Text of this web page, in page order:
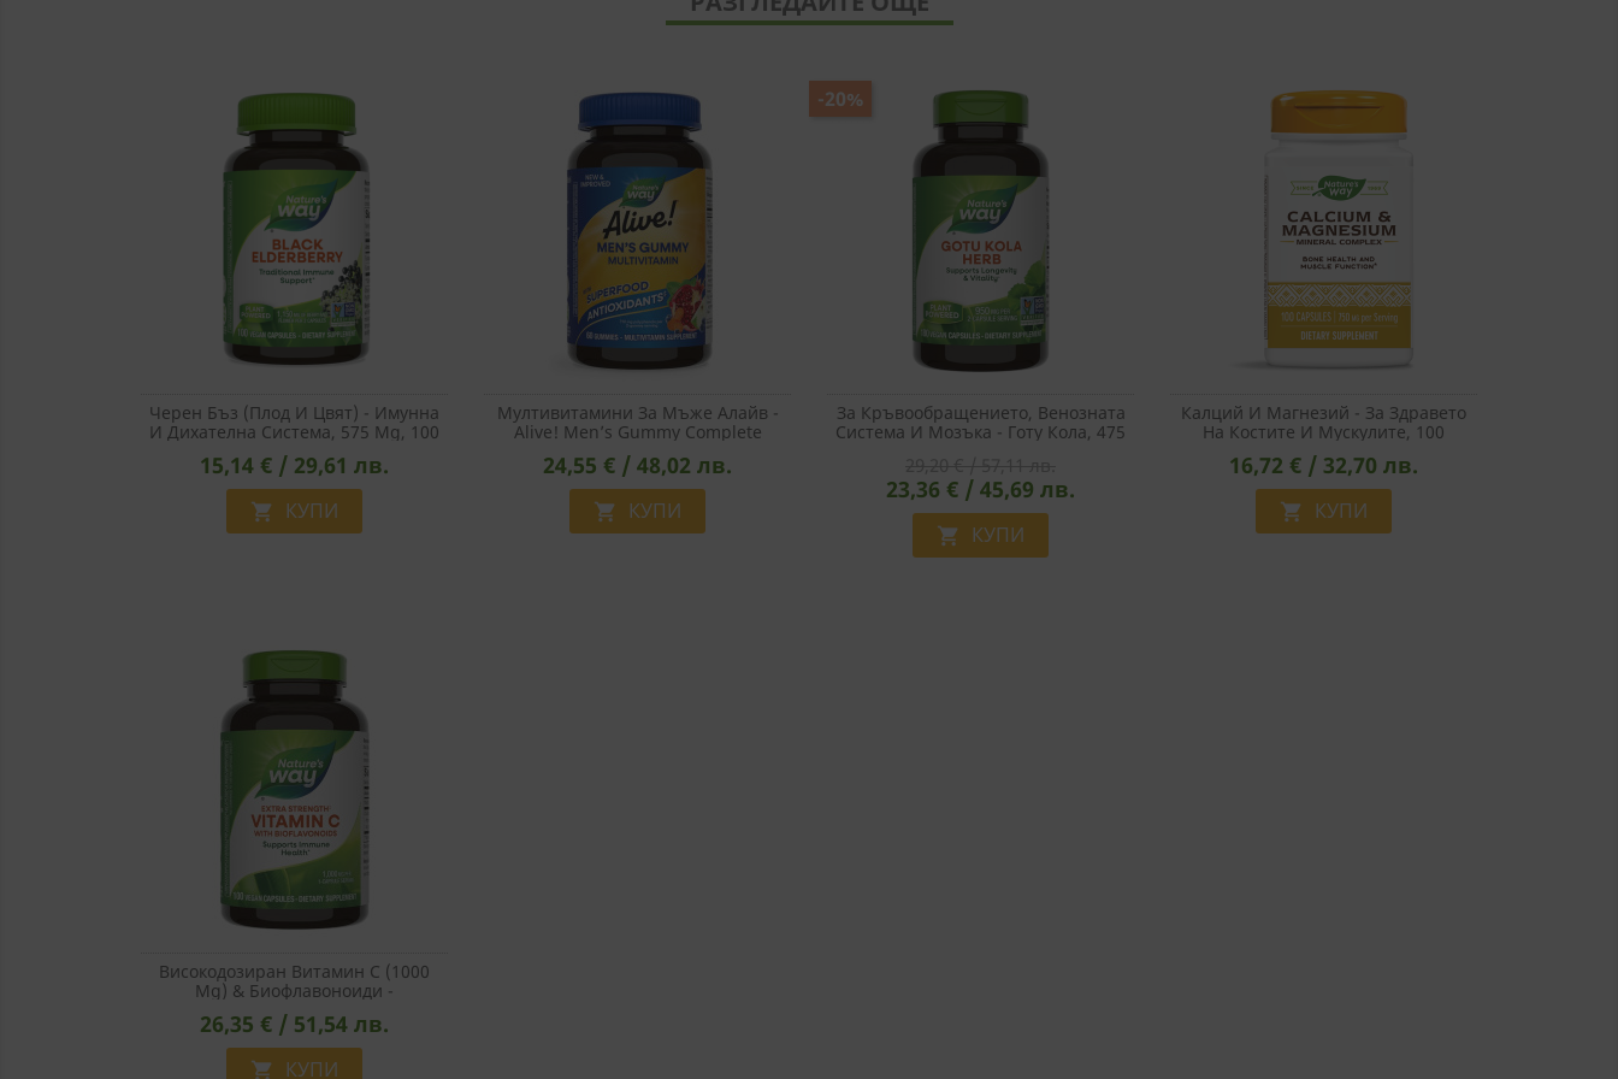
Черен Бъз (плод И Цвят) - Имунна
И Дихателна Система, 575 Mg, 100
Капсули
15,14 € / 29,61 лв.
 КУПИ
Мултивитамини За Мъже Алайв -
Alive! Men’s Gummy Complete
Multivitamin, 60 Желирани Таблетки
24,55 € / 48,02 лв.
 КУПИ
За Кръвообращението, Венозната
Система И Мозъка - Готу Кола, 475
23,36 € / 45,69 лв.
 КУПИ
-20%
Калций И Магнезий - За Здравето
На Костите И Мускулите, 100
Капсули
16,72 € / 32,70 лв.
 КУПИ
Високодозиран Витамин С (1000
Mg) & Биофлавоноиди -
Антиоксидант И Имуностимулатор,
100 Капсули
26,35 € / 51,54 лв.
 КУПИ